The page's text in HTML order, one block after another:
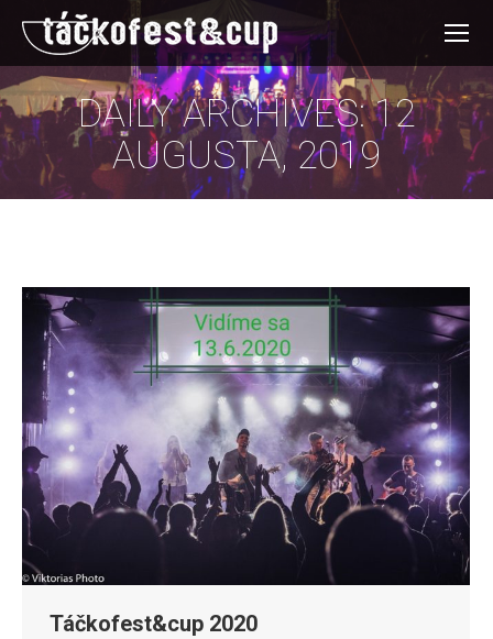
DAILY ARCHIVES:12
AUGUSTA, 2019
Táčkofest&cup 2020